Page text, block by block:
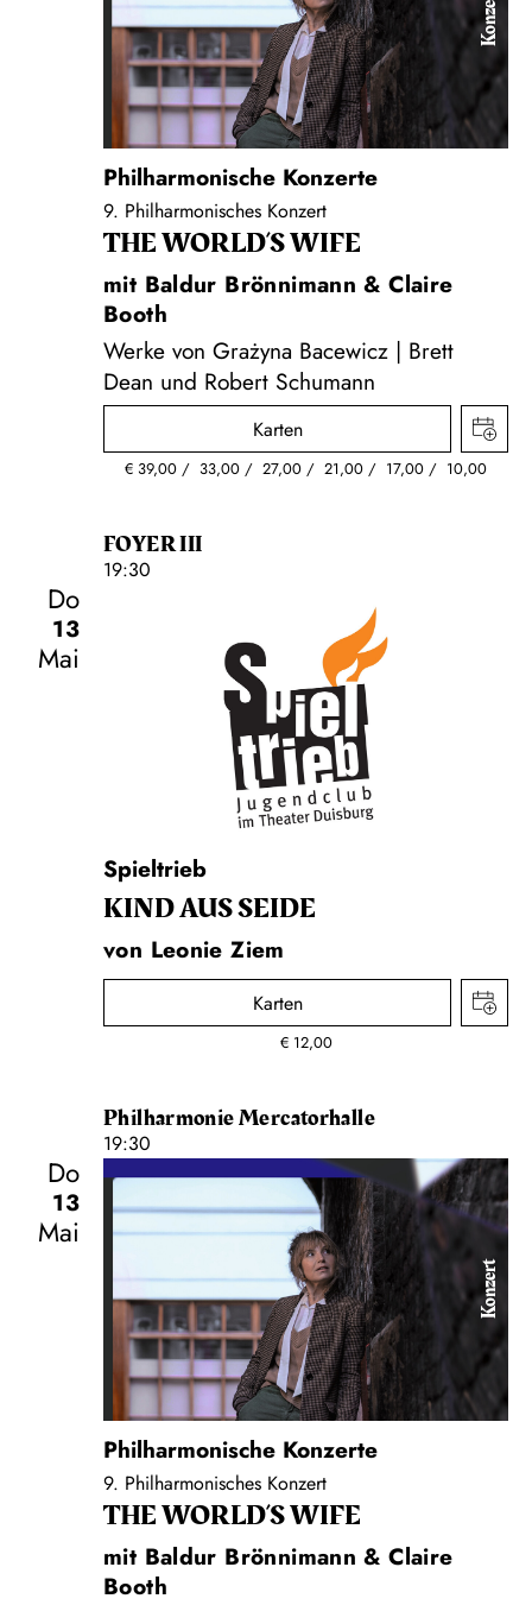
Konzert
Philharmonische Konzerte
9. Philharmonisches Konzert
THE WORLD’S WIFE
mit Baldur Brönnimann & Claire
Booth
Werke von Grażyna Bacewicz | Brett
Dean und Robert Schumann
Karten
€ 39,00 33,00 27,00 21,00 17,00 10,00
FOYER III
19:30
Do
13
Mai
Spieltrieb
KIND AUS SEIDE
von Leonie Ziem
Karten
€ 12,00
Philharmonie Mercatorhalle
19:30
Do
13
Mai
Konzert
Philharmonische Konzerte
9. Philharmonisches Konzert
THE WORLD’S WIFE
mit Baldur Brönnimann & Claire
Booth